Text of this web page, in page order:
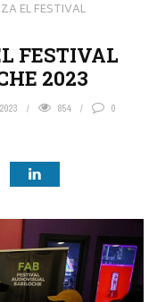
EL FESTIVAL
FESTIVAL
2023
854 0